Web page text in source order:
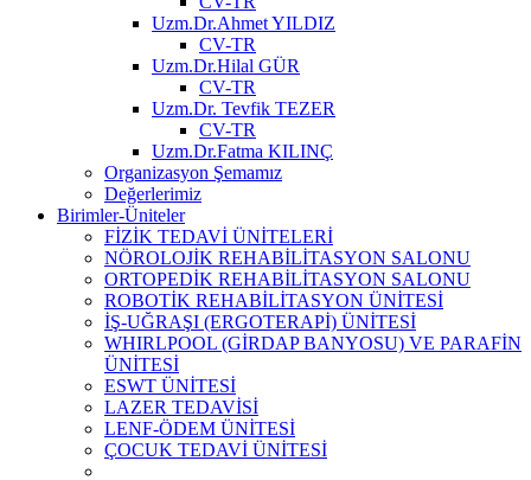
Uzm.Dr.Ahmet YILDIZ
CV-TR
Uzm.Dr.Hilal GÜR
CV-TR
Uzm.Dr. Tevfik TEZER
CV-TR
Uzm.Dr.Fatma KILINÇ
Organizasyon Şemamız
Değerlerimiz
Birimler-Üniteler
FİZİK TEDAVİ ÜNİTELERİ
NÖROLOJİK REHABİLİTASYON SALONU
ORTOPEDİK REHABİLİTASYON SALONU
ROBOTİK REHABİLİTASYON ÜNİTESİ
İŞ-UĞRAŞI (ERGOTERAPİ) ÜNİTESİ
WHIRLPOOL (GİRDAP BANYOSU) VE PARAFİN
ÜNİTESİ
ESWT ÜNİTESİ
LAZER TEDAVİSİ
LENF-ÖDEM ÜNİTESİ
ÇOCUK TEDAVİ ÜNİTESİ